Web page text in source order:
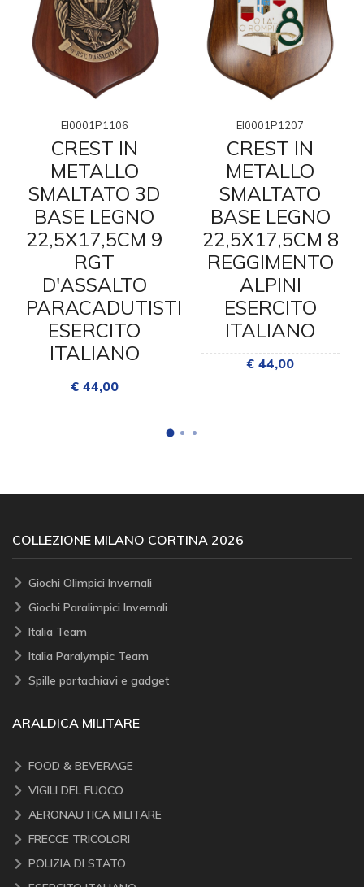
EI0001P1106
CREST IN
METALLO
SMALTATO 3D
BASE LEGNO
22,5X17,5CM 9
RGT
D'ASSALTO
PARACADUTISTI
ESERCITO
ITALIANO
€ 44,00
EI0001P1207
CREST IN
METALLO
SMALTATO
BASE LEGNO
22,5X17,5CM 8
REGGIMENTO
ALPINI
ESERCITO
ITALIANO
€ 44,00
COLLEZIONE MILANO CORTINA 2026
Giochi Olimpici Invernali
Giochi Paralimpici Invernali
Italia Team
Italia Paralympic Team
Spille portachiavi e gadget
ARALDICA MILITARE
FOOD & BEVERAGE
VIGILI DEL FUOCO
AERONAUTICA MILITARE
FRECCE TRICOLORI
POLIZIA DI STATO